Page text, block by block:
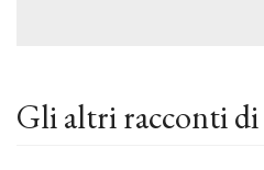
Gli altri racconti di